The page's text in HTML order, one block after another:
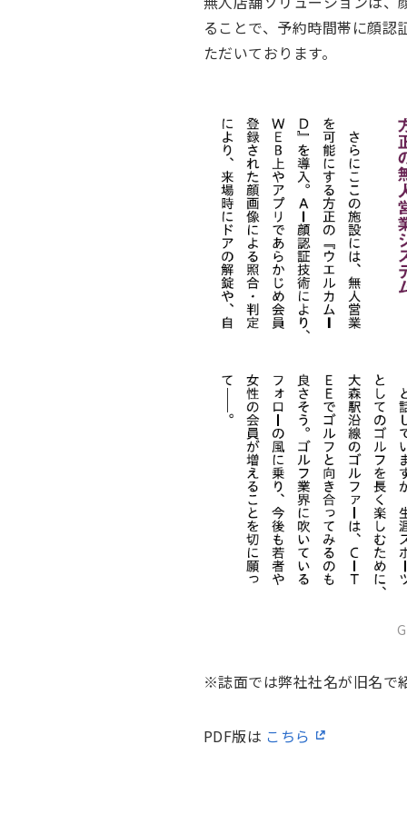
ることで、予約時間帯に顔認
ただいております。
※誌面では弊社社名が旧名で
PDF版は こちら